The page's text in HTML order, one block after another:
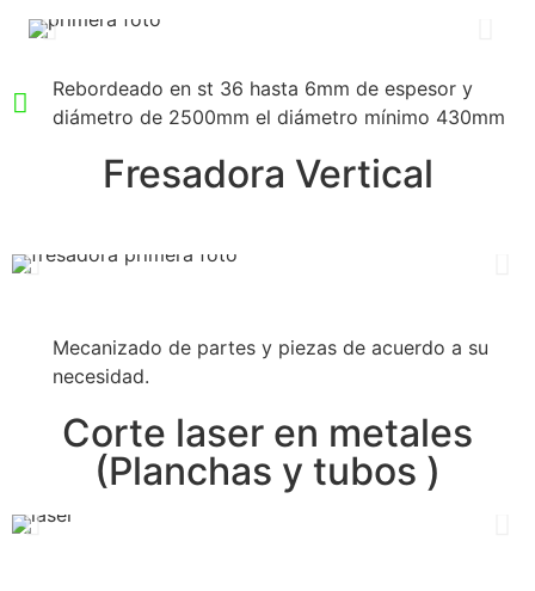
Rebordeado en st 36 hasta 6mm de espesor y
diámetro de 2500mm el diámetro mínimo 430mm
Fresadora Vertical
Mecanizado de partes y piezas de acuerdo a su
necesidad.
Corte laser en metales
(Planchas y tubos )